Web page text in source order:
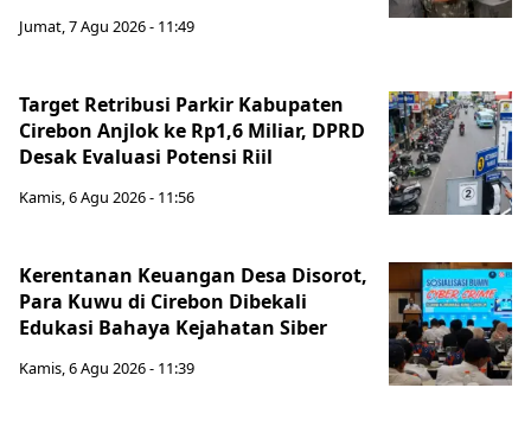
Jumat, 7 Agu 2026 - 11:49
Target Retribusi Parkir Kabupaten
Cirebon Anjlok ke Rp1,6 Miliar, DPRD
Desak Evaluasi Potensi Riil
Kamis, 6 Agu 2026 - 11:56
Kerentanan Keuangan Desa Disorot,
Para Kuwu di Cirebon Dibekali
Edukasi Bahaya Kejahatan Siber
Kamis, 6 Agu 2026 - 11:39